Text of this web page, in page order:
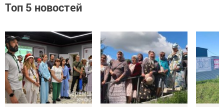
Топ 5 новостей